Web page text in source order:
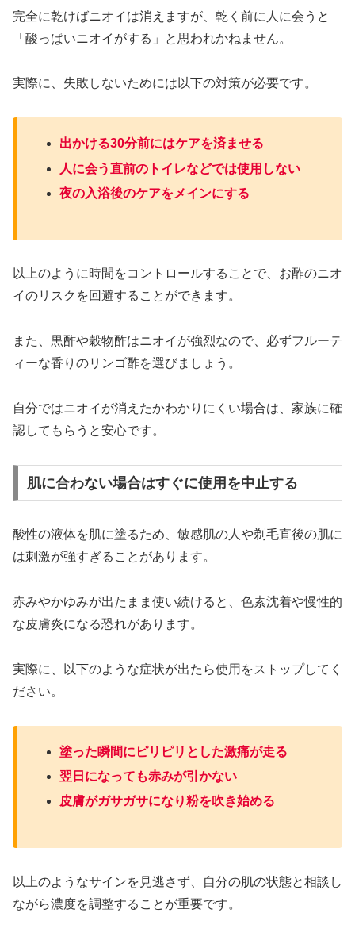
完全に乾けばニオイは消えますが、乾く前に人に会うと
「酸っぱいニオイがする」と思われかねません。
実際に、失敗しないためには以下の対策が必要です。
出かける30分前にはケアを済ませる
人に会う直前のトイレなどでは使用しない
夜の入浴後のケアをメインにする
以上のように時間をコントロールすることで、お酢のニオ
イのリスクを回避することができます。
また、黒酢や穀物酢はニオイが強烈なので、必ずフルーテ
ィーな香りのリンゴ酢を選びましょう。
自分ではニオイが消えたかわかりにくい場合は、家族に確
認してもらうと安心です。
肌に合わない場合はすぐに使用を中止する
酸性の液体を肌に塗るため、敏感肌の人や剃毛直後の肌に
は刺激が強すぎることがあります。
赤みやかゆみが出たまま使い続けると、色素沈着や慢性的
な皮膚炎になる恐れがあります。
実際に、以下のような症状が出たら使用をストップしてく
ださい。
塗った瞬間にピリピリとした激痛が走る
翌日になっても赤みが引かない
皮膚がガサガサになり粉を吹き始める
以上のようなサインを見逃さず、自分の肌の状態と相談し
ながら濃度を調整することが重要です。